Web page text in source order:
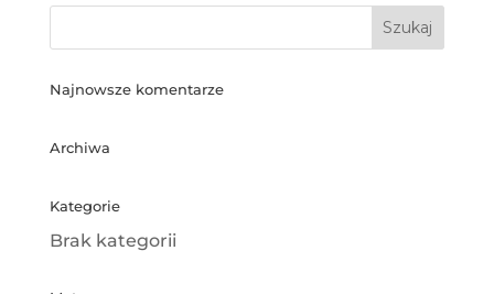
Najnowsze komentarze
Archiwa
Kategorie
Brak kategorii